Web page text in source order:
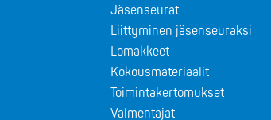
Jäsenseurat
Liittyminen jäsenseuraksi
Lomakkeet
Kokousmateriaalit
Toimintakertomukset
Valmentajat